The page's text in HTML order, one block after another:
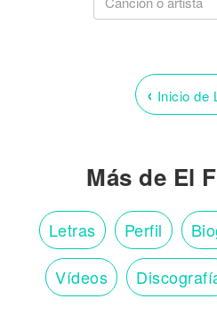
‹ Inicio de
Más de El
Letras Perfil
Vídeos